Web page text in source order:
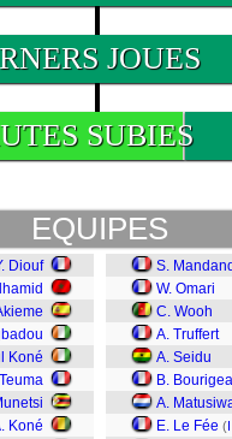
JOUES
SUBIES
EQUIPES
Diouf
Koné
Koné
S.
W. Omari
C. Wooh
A. Truffert
A. Seidu
B.
A.
E. Le Fée (